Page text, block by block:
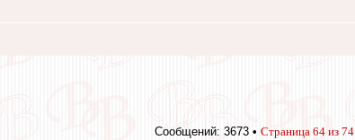
Сообщений: 3673 • Страница 64 из 74